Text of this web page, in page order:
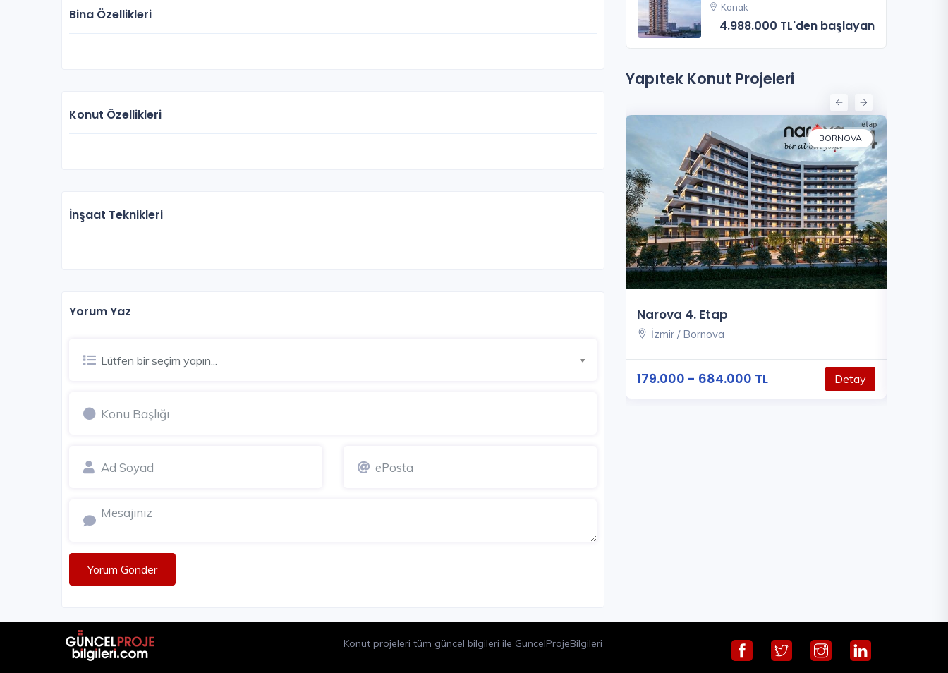
Bina Özellikleri
Konut Özellikleri
İnşaat Teknikleri
Yorum Yaz
Lütfen bir seçim yapın...
Yorum Gönder
Konak
4.988.000 TL'den başlayan
Yapıtek Konut Projeleri
BORNOVA
Narova 2. Etap
BORNOVA BORNOVA
Narova 4. Etap
İzmir / Bornova
179.000 - 684.000 TL Detay
Konut projeleri tüm güncel bilgileri ile GuncelProjeBilgileri